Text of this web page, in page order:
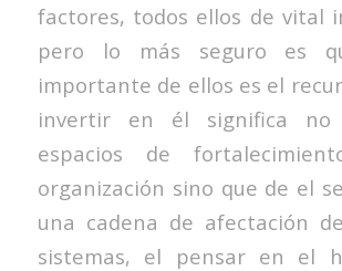
factores, todos ellos de vital
pero lo más seguro es
importante de ellos es el
invertir en él significa no
espacios de
organización sino que de el
una cadena de afectación
sistemas, el pensar en el